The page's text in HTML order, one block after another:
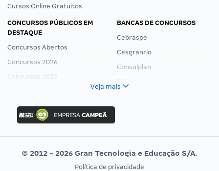
Cursos Online Gratuitos
CONCURSOS PÚBLICOS EM
DESTAQUE
Concursos Abertos
Concursos 2026
Concursos 2025
Concurso Nacional Unificado
Concurso Ibama
Concurso MPU
Editais publicados
BANCAS DE CONCURSOS
Cebraspe
Cesgranrio
Consulplan
Vunesp
Veja mais
© 2012 - 2026 Gran Tecnologia e Educação S/A.
Política de privacidade